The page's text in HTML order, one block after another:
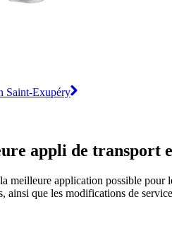
Saint-Exupéry
appli de transport
meilleure application possible pour
ainsi que les modifications de